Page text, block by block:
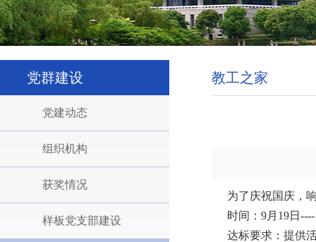
党群建设
党建动态
组织机构
获奖情况
样板党支部建设
教工之家
为了庆祝国庆，
时间：9月19日
达标要求：提供